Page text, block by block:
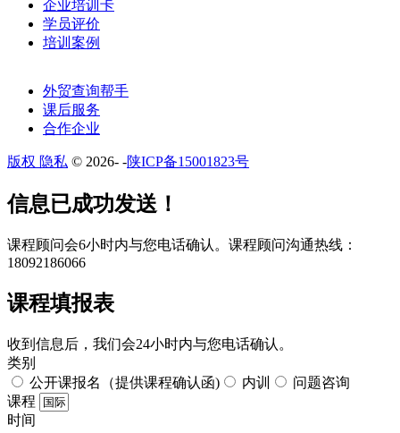
企业培训卡
学员评价
培训案例
外贸查询帮手
课后服务
合作企业
版权 隐私 © 2026- -陕ICP备15001823号
​​信息已成功发送！
课程顾问会6小时内与您电话确认。​课程顾问沟通热线：
18092186066
课程填报表​
收到信息后，我们会24小时内与您电话确认。​
类别
公开课报名（提供课程确认函)
内训
问题咨询
课程
时间